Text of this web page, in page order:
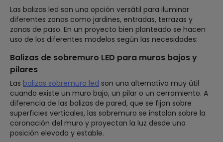
Las balizas led son una opción versátil para iluminar
diferentes zonas como jardines, entradas, terrazas y
zonas de paso. En un proyecto bien planteado se hacen
uso de los diferentes modelos según las necesidades:
Balizas de sobremuro LED para muros bajos y
pilares
Las balizas sobremuro led son una alternativa muy útil
cuando existe un muro bajo, un pilar o un cerramiento. A
diferencia de las balizas de pared, que se fijan sobre
superficies verticales, las sobremuro se instalan sobre la
coronación del muro y proyectan la luz desde una
posición elevada y estable.